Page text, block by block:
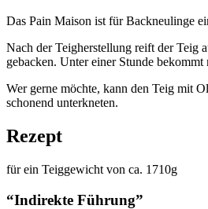
Das Pain Maison ist für Backneulinge
Nach der Teigherstellung reift der Teig
gebacken. Unter einer Stunde
Wer gerne möchte, kann den Teig mit
schonend unterkneten.
Rezept
für ein Teiggewicht von ca. 1710g
“Indirekte Führung”